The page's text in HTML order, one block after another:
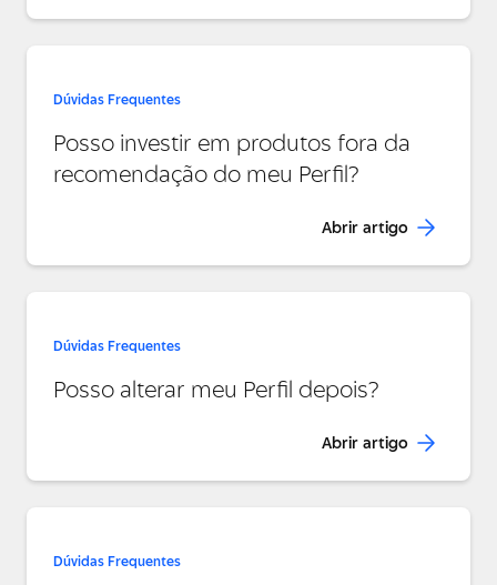
Dúvidas Frequentes
Posso investir em produtos fora da
recomendação do meu Perfil?
Abrir artigo
Dúvidas Frequentes
Posso alterar meu Perfil depois?
Abrir artigo
Dúvidas Frequentes